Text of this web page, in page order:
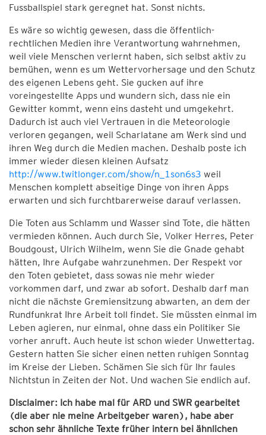
Fussballspiel stark geregnet hat. Sonst nichts.
Es wäre so wichtig gewesen, dass die öffentlich-
rechtlichen Medien ihre Verantwortung wahrnehmen,
weil viele Menschen verlernt haben, sich selbst aktiv zu
bemühen, wenn es um Wettervorhersage und den Schutz
des eigenen Lebens geht. Sie gucken auf ihre
voreingestellte Apps und wundern sich, dass nie ein
Gewitter kommt, wenn eins dasteht und umgekehrt.
Dadurch ist auch viel Vertrauen in die Meteorologie
verloren gegangen, weil Scharlatane am Werk sind und
ihren Weg durch die Medien machen. Deshalb poste ich
immer wieder diesen kleinen Aufsatz
http://www.twitlonger.com/show/n_1son6s3 weil
Menschen komplett abseitige Dinge von ihren Apps
erwarten und sich furchtbarerweise darauf verlassen.
Die Toten aus Schlamm und Wasser sind Tote, die hätten
vermieden können. Auch durch Sie, Volker Herres, Peter
Boudgoust, Ulrich Wilhelm, wenn Sie die Gnade gehabt
hätten, Ihre Aufgabe wahrzunehmen. Der Respekt vor
den Toten gebietet, dass sowas nie mehr wieder
vorkommen darf, und zwar ab sofort. Deshalb darf man
nicht die nächste Gremiensitzung abwarten, an dem der
Rundfunkrat Ihre Arbeit toll findet. Sie müssten einmal im
Leben agieren, nur einmal, ohne dass ein Politiker Sie
vorher anruft. Auch heute ist schon wieder Unwettertag.
Gestern hatten Sie sicher einen netten ruhigen Sonntag
im Kreise der Lieben. Schämen Sie sich für Ihr faules
Nichtstun in Zeiten der Not. Und wachen Sie endlich auf.
Disclaimer: Ich habe mal für ARD und SWR gearbeitet
(die aber nie meine Arbeitgeber waren), habe aber
schon sehr ähnliche Texte früher intern bei ähnlichen